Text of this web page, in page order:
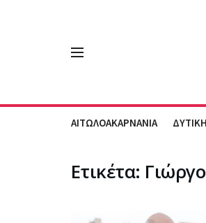
ΑΙΤΩΛΟΑΚΑΡΝΑΝΙΑ
Ετικέτα: